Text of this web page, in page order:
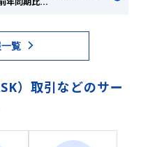
覧
）取引などのサー